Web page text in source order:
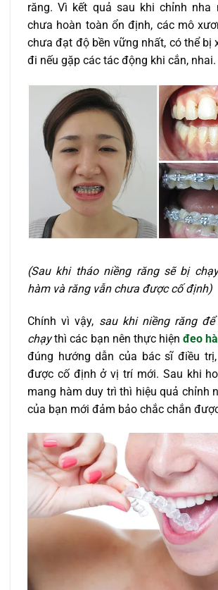
răng. Vì kết quả sau khi chỉnh nha
chưa hoàn toàn ổn định, các mô
chưa đạt độ bền vững nhất, có thể bị
đi nếu gặp các tác động khi cắn, nhai.
(Sau khi tháo niềng răng sẽ bị
hàm và răng vẫn chưa được cố định)
Chính vì vậy, sau khi niềng răng
chạythì các bạn nên thực hiệnđeo
đúng hướng dẫn của bác sĩ điều
được cố định ở vị trí mới. Sau khi
mang hàm duy trì thì hiệu quả chỉnh
của bạn mới đảm bảo chắc chắn